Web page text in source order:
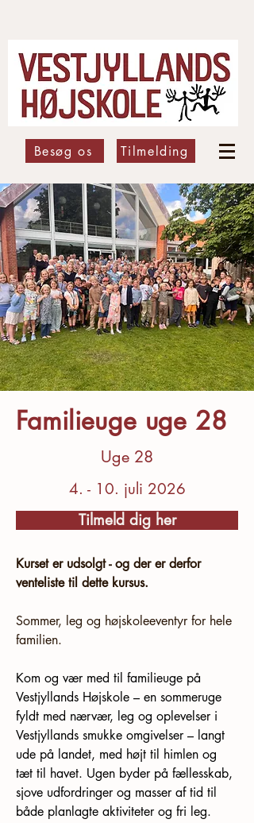
Besøg os Tilmelding
Familieuge uge 28
Uge 28
4. - 10. juli 2026
Tilmeld dig her
Kurset er udsolgt - og der er derfor
venteliste til dette kursus.
Sommer, leg og højskoleeventyr for hele
familien.
Kom og vær med til familieuge på
Vestjyllands Højskole – en sommeruge
fyldt med nærvær, leg og oplevelser i
Vestjyllands smukke omgivelser – langt
ude på landet, med højt til himlen og
tæt til havet. Ugen byder på fællesskab,
sjove udfordringer og masser af tid til
både planlagte aktiviteter og fri leg.